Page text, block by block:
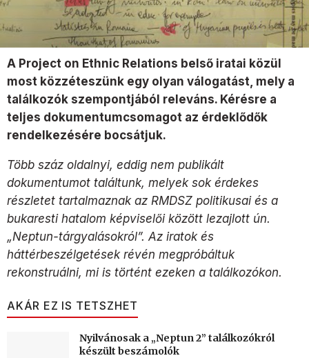
A Project on Ethnic Relations belső iratai közül
most közzéteszünk egy olyan válogatást, mely a
találkozók szempontjából releváns. Kérésre a
teljes dokumentumcsomagot az érdeklődők
rendelkezésére bocsátjuk.
Több száz oldalnyi, eddig nem publikált
dokumentumot találtunk, melyek sok érdekes
részletet tartalmaznak az RMDSZ politikusai és a
bukaresti hatalom képviselői között lezajlott ún.
„Neptun-tárgyalásokról”. Az iratok és
háttérbeszélgetések révén megpróbáltuk
rekonstruálni, mi is történt ezeken a találkozókon.
AKÁR EZ IS TETSZHET
Nyilvánosak a „Neptun 2” találkozókról
készült beszámolók